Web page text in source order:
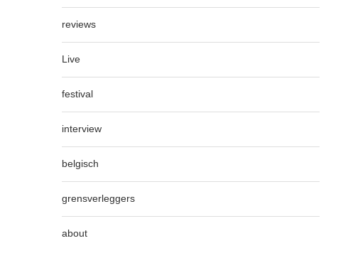
reviews
Live
festival
interview
belgisch
grensverleggers
about